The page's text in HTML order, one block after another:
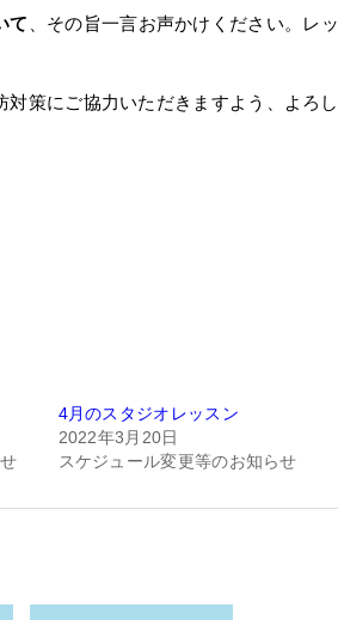
て
、その旨一言お声かけください。レッ
策にご協力いただきますよう、よろし
4月のスタジオレッスン
2022年3月20日
スケジュール変更等のお知らせ